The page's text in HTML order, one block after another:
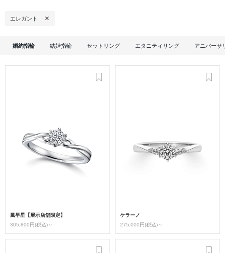
エレガント
婚約指輪 結婚指輪 セットリング エタニティリング アニバーサ
風早星【展示店舗限定】
305,800円(税込)～
ケラーノ
275,000円(税込)～